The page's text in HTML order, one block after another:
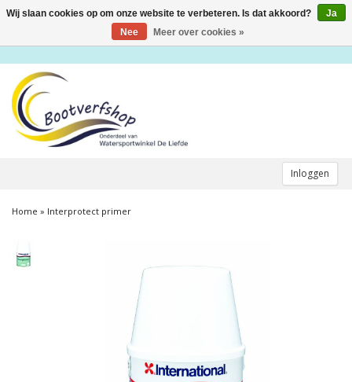
Inloggen
Toggle
Home » Interprotect primer
Wij slaan cookies op om onze website te verbeteren. Is dat akkoord?
Ja
Nee
Meer over cookies »